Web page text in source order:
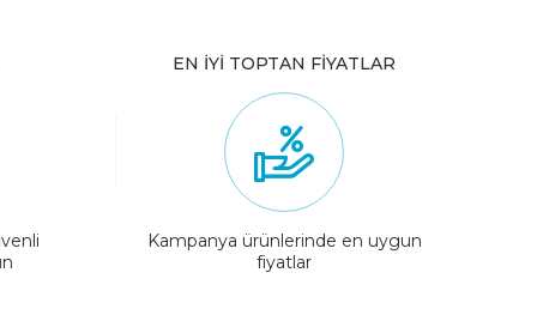
EN İYİ TOPTAN FİYATLAR
Kampanya ürünlerinde en uygun
fiyatlar